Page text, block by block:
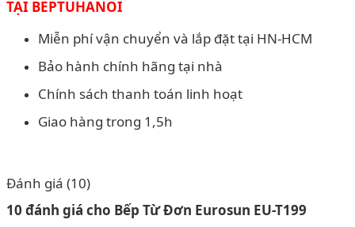
TẠI BEPTUHANOI
Miễn phí vận chuyển và lắp đặt tại HN-HCM
Bảo hành chính hãng tại nhà
Chính sách thanh toán linh hoạt
Giao hàng trong 1,5h
Đánh giá (10)
10 đánh giá cho Bếp Từ Đơn Eurosun EU-T199